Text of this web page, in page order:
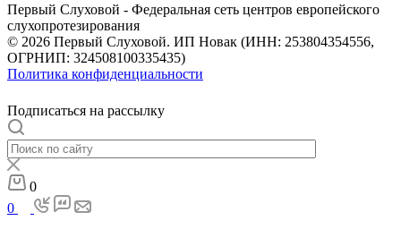
Первый Слуховой - Федеральная сеть центров европейского
слухопротезирования
© 2026 Первый Слуховой. ИП Новак (ИНН: 253804354556,
ОГРНИП: 324508100335435)
Политика конфиденциальности
Подписаться на рассылку
0
0